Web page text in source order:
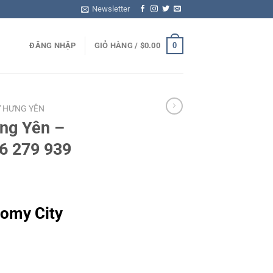
Newsletter
ĐĂNG NHẬP GIỎ HÀNG / $0.00 0
HƯNG YÊN
Yên –
279 939
City